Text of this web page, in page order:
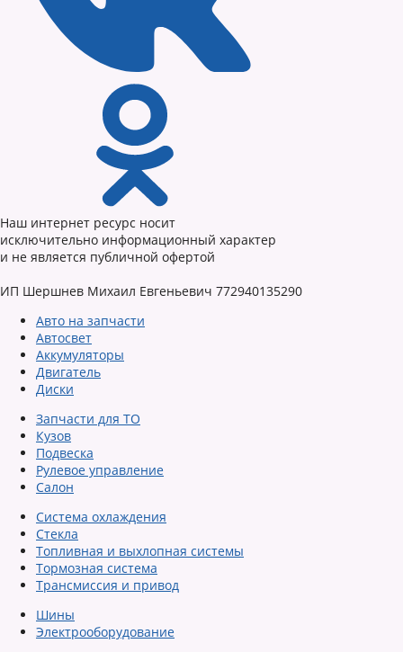
Наш интернет ресурс носит
исключительно информационный характер
и не является публичной офертой
ИП Шершнев Михаил Евгеньевич 772940135290
Авто на запчасти
Автосвет
Аккумуляторы
Двигатель
Диски
Запчасти для ТО
Кузов
Подвеска
Рулевое управление
Салон
Система охлаждения
Стекла
Топливная и выхлопная системы
Тормозная система
Трансмиссия и привод
Шины
Электрооборудование